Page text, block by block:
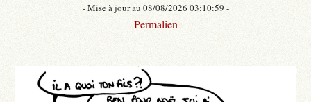
- Mise à jour au 08/08/2026 03:10:59 -
Permalien